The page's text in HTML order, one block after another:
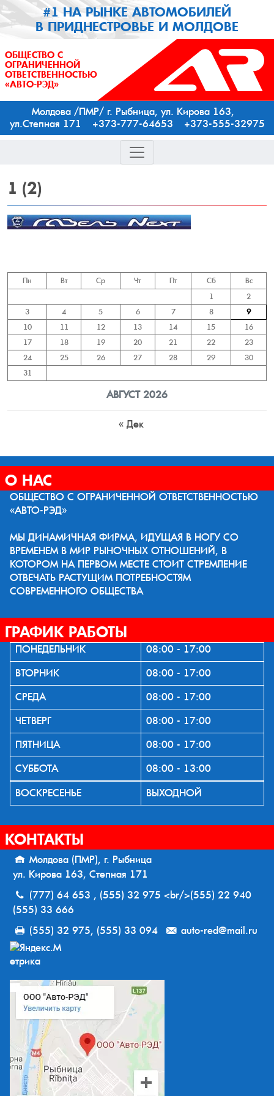
#1 НА РЫНКЕ АВТОМОБИЛЕЙ
В ПРИДНЕСТРОВЬЕ И МОЛДОВЕ
ОБЩЕСТВО С
ОГРАНИЧЕННОЙ
ОТВЕТСТВЕННОСТЬЮ
«АВТО-РЭД»
Молдова /ПМР/ г. Рыбница, ул. Кирова 163,
ул.Степная 171 +373-777-64653 +373-555-32975
1 (2)
АВГУСТ 2026
Пн Вт Ср Чт Пт Сб
Вс
1
2
3
4 5 6 7 8
9
10
11 12 13 14 15
16
17
18 19 20 21 22
23
24
25 26 27 28 29
30
31
« Дек
О НАС
ОБЩЕСТВО С ОГРАНИЧЕННОЙ ОТВЕТСТВЕННОСТЬЮ
«АВТО-РЭД»
МЫ ДИНАМИЧНАЯ ФИРМА, ИДУЩАЯ В НОГУ СО
ВРЕМЕНЕМ В МИР РЫНОЧНЫХ ОТНОШЕНИЙ, В
КОТОРОМ НА ПЕРВОМ МЕСТЕ СТОИТ СТРЕМЛЕНИЕ
ОТВЕЧАТЬ РАСТУЩИМ ПОТРЕБНОСТЯМ
СОВРЕМЕННОГО ОБЩЕСТВА
ГРАФИК РАБОТЫ
ПОНЕДЕЛЬНИК
08:00 - 17:00
ВТОРНИК
08:00 - 17:00
СРЕДА
08:00 - 17:00
ЧЕТВЕРГ
08:00 - 17:00
ПЯТНИЦА
08:00 - 17:00
СУББОТА
08:00 - 13:00
ВОСКРЕСЕНЬЕ
ВЫХОДНОЙ
КОНТАКТЫ
Молдова (ПМР), г. Рыбница
ул. Кирова 163, Степная 171
(777) 64 653 , (555) 32 975 <br/>(555) 22 940
(555) 33 666
(555) 32 975, (555) 33 094
auto-red@mail.ru